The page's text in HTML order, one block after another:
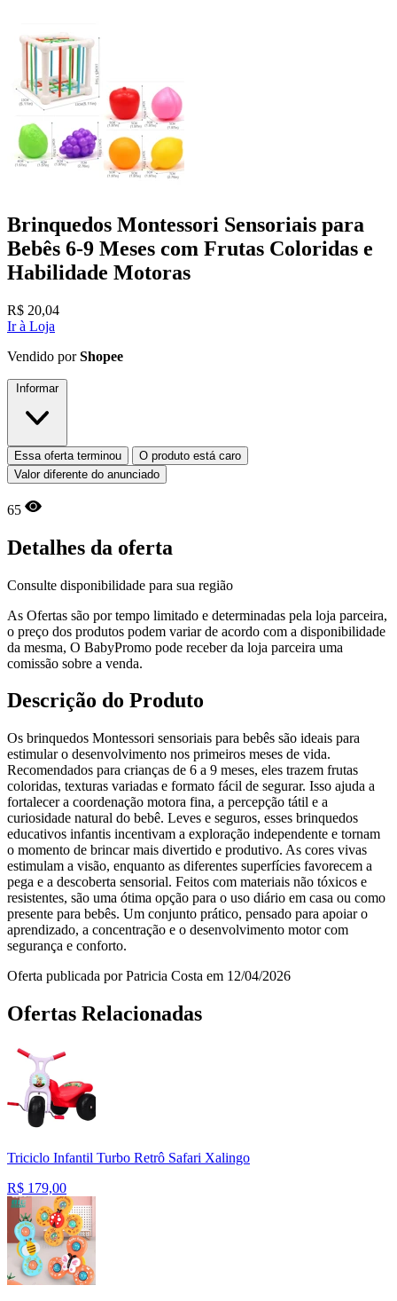
Brinquedos Montessori Sensoriais para
Bebês 6-9 Meses com Frutas Coloridas e
Habilidade Motoras
R$ 20,04
Ir à Loja
Vendido porShopee
Informar
Essa oferta terminou
O produto está caro
Valor diferente do anunciado
65
Detalhes da oferta
Consulte disponibilidade para sua região
As Ofertas são por tempo limitado e determinadas pela loja parceira,
o preço dos produtos podem variar de acordo com a disponibilidade
da mesma, O BabyPromo pode receber da loja parceira uma
comissão sobre a venda.
Descrição do Produto
Os brinquedos Montessori sensoriais para bebês são ideais para
estimular o desenvolvimento nos primeiros meses de vida.
Recomendados para crianças de 6 a 9 meses, eles trazem frutas
coloridas, texturas variadas e formato fácil de segurar. Isso ajuda a
fortalecer a coordenação motora fina, a percepção tátil e a
curiosidade natural do bebê. Leves e seguros, esses brinquedos
educativos infantis incentivam a exploração independente e tornam
o momento de brincar mais divertido e produtivo. As cores vivas
estimulam a visão, enquanto as diferentes superfícies favorecem a
pega e a descoberta sensorial. Feitos com materiais não tóxicos e
resistentes, são uma ótima opção para o uso diário em casa ou como
presente para bebês. Um conjunto prático, pensado para apoiar o
aprendizado, a concentração e o desenvolvimento motor com
segurança e conforto.
Oferta publicada por Patricia Costa em 12/04/2026
Ofertas Relacionadas
Triciclo Infantil Turbo Retrô Safari Xalingo
R$ 179,00